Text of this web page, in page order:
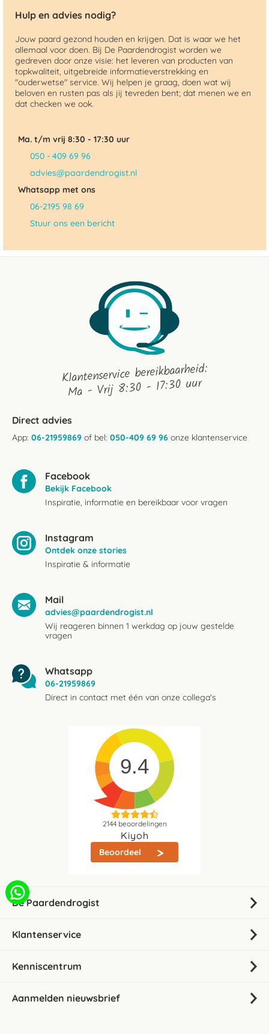
Hulp en advies nodig?
Jouw paard gezond houden en krijgen. Dat is waar we het
allemaal voor doen. Bij De Paardendrogist worden we
gedreven door onze visie: het leveren van producten van
topkwaliteit, uitgebreide informatieverstrekking en
"ouderwetse" service. Wij helpen je graag, doen wat wij
beloven en rusten pas als jij tevreden bent; dat menen we en
dat checken we ook.
Ma. t/m vrij 8:30 - 17:30 uur
050 - 409 69 96
advies@paardendrogist.nl
Whatsapp met ons
06-2195 98 69
Stuur ons een bericht
Klantenservice bereikbaarheid:
Ma - Vrij 8:30 - 17:30 uur
Direct advies
App: 06-21959869 of bel: 050-409 69 96 onze klantenservice
Facebook
Bekijk Facebook
Inspiratie, informatie en bereikbaar voor vragen
Instagram
Ontdek onze stories
Inspiratie & informatie
Mail
advies@paardendrogist.nl
Wij reageren binnen 1 werkdag op jouw gestelde
vragen
Whatsapp
06-21959869
Direct in contact met één van onze collega's
9.4
2144beoordelingen
Kiyoh
Beoordeel
De Paardendrogist
Klantenservice
Kenniscentrum
Aanmelden nieuwsbrief